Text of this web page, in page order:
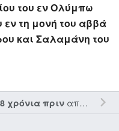
του εν Ολύμπω
εν τη μονή του αββά
και Σαλαμάνη του
χρόνια πριναπό τον την